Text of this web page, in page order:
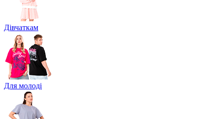
Дівчаткам
Для молоді